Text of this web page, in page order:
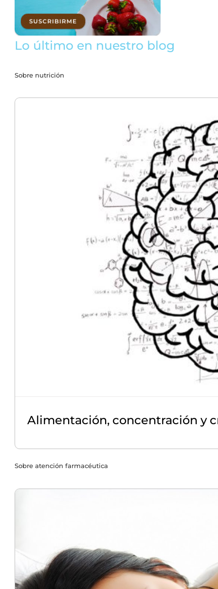
Lo último en nuestro blog
Sobre nutrición
Alimentación, concentración y
Sobre atención farmacéutica